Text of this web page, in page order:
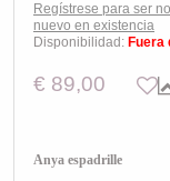
Regístrese para ser
nuevo en existencia
Disponibilidad: Fuera
€ 89,00
Anya espadrille